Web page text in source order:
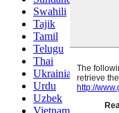
Swahili
Tajik
Tamil
Telugu
Thai
Ukrainian
Urdu
Uzbek